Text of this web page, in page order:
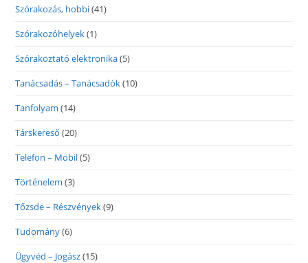
Szórakozás, hobbi(41)
Szórakozóhelyek(1)
Szórakoztató elektronika(5)
Tanácsadás – Tanácsadók(10)
Tanfolyam (14)
Társkereső (20)
Telefon – Mobil(5)
Történelem (3)
Tőzsde – Részvények(9)
Tudomány(6)
Ügyvéd – Jogász(15)